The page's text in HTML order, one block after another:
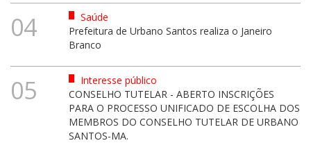
04
Saúde
Prefeitura de Urbano Santos realiza o Janeiro
Branco
05
Interesse público
CONSELHO TUTELAR - ABERTO INSCRIÇÕES
PARA O PROCESSO UNIFICADO DE ESCOLHA DOS
MEMBROS DO CONSELHO TUTELAR DE URBANO
SANTOS-MA.